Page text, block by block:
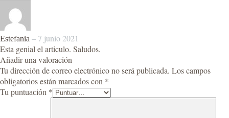
Estefania –7 junio 2021
Esta genial el articulo. Saludos.
Añadir una valoración
Tu dirección de correo electrónico no será publicada. Los campos
obligatorios están marcados con *
Tu puntuación *